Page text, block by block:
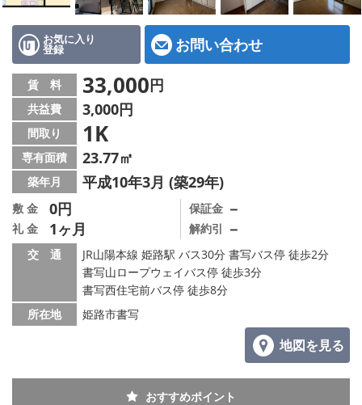
会社概要
メールでお問い合わせ
お気に入り
登録 お問い合わせ
賃 料 33,000円
共益費 3,000円
間取り 1K
専有面積 23.77㎡
築年月 平成10年3月 (築29年)
敷 金 0円
礼 金 1ヶ月
保証金 －
解約引 －
交 通
JR山陽本線 姫路駅 バス30分 書写バス停 徒歩2分
書写山ロープウェイバス停 徒歩3分
書写西住宅前バス停 徒歩8分
所在地
姫路市書写
地図を見る
おすすめポイント